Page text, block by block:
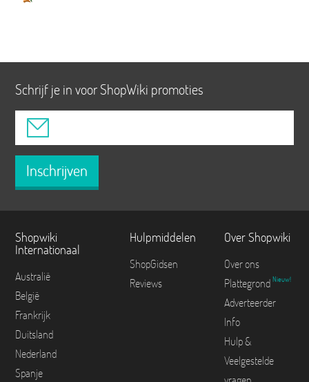
Schrijf je in voor ShopWiki promoties
Inschrijven
Shopwiki
Internationaal
Australië
België
Frankrijk
Duitsland
Nederland
Spanje
Hulpmiddelen
ShopGidsen
Reviews
Over Shopwiki
Over ons
Plattegrond Nieuw!
Adverteerder
Info
Hulp &
Veelgestelde